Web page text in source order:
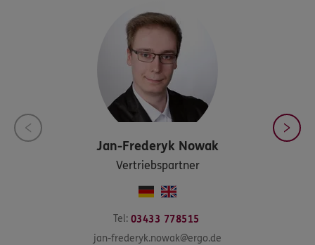
Jan-Frederyk Nowak
Vertriebspartner
Tel: 03433 778515
jan-frederyk.nowak@ergo.de